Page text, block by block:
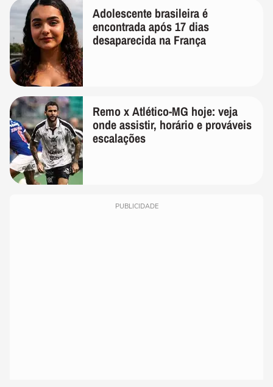
Adolescente brasileira é
encontrada após 17 dias
desaparecida na França
Remo x Atlético-MG hoje: veja
onde assistir, horário e prováveis
escalações
PUBLICIDADE